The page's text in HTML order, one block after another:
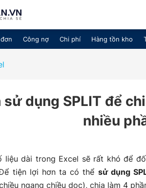
Công nợ Chi phí Hàng tồn kho
sử dụng SPLIT để
nhiều
liệu dài trong Excel sẽ rất khó để
tiện lợi hơn ta có thể sử dụng
ngang chiều dọc), chia làm 4